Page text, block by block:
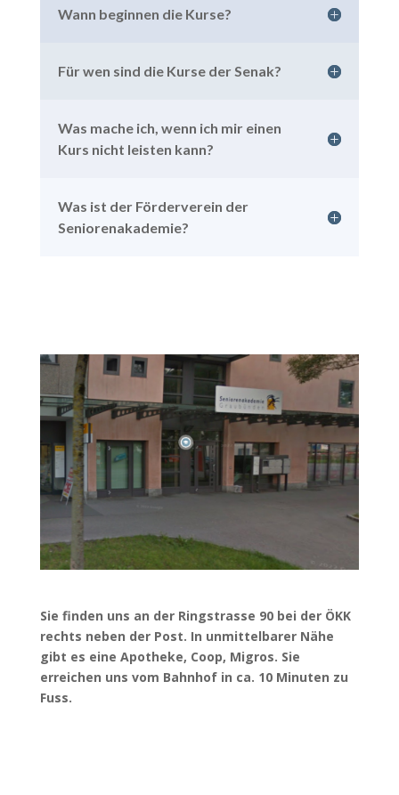
Wann beginnen die Kurse?
Für wen sind die Kurse der Senak?
Was mache ich, wenn ich mir einen
Kurs nicht leisten kann?
Was ist der Förderverein der
Seniorenakademie?
Sie finden uns an der Ringstrasse 90 bei der ÖKK
rechts neben der Post. In unmittelbarer Nähe
gibt es eine Apotheke, Coop, Migros. Sie
erreichen uns vom Bahnhof in ca. 10 Minuten zu
Fuss.